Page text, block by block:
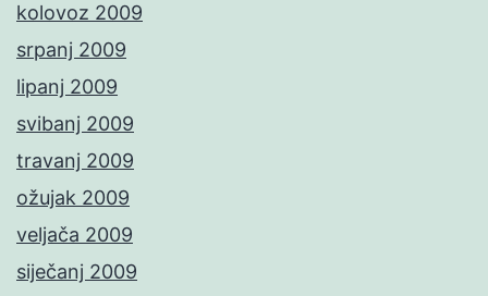
kolovoz 2009
srpanj 2009
lipanj 2009
svibanj 2009
travanj 2009
ožujak 2009
veljača 2009
siječanj 2009